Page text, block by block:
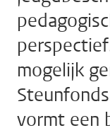
mogelijk
vormt een